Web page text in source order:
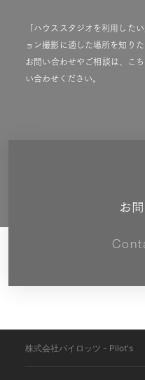
「ハウススタジオを利用した
ョン撮影に適した場所を知り
お問い合わせやご相談は、こ
い合わせください。
お
株式会社パイロッツ - Pilot's